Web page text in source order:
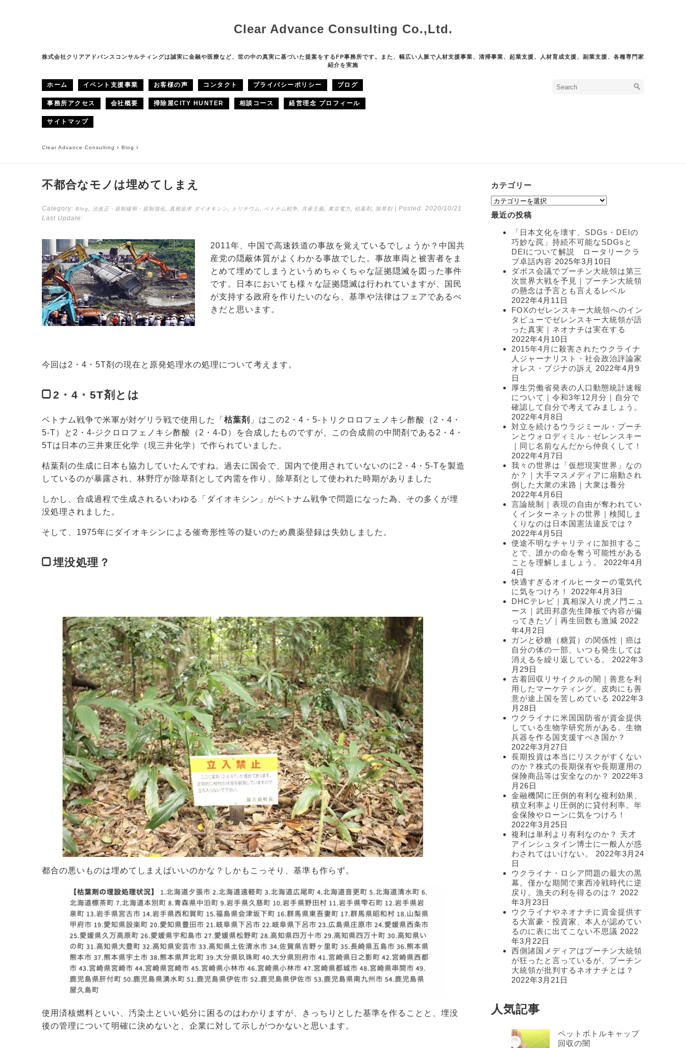
Clear Advance Consulting Co.,Ltd.
株式会社クリアアドバンスコンサルティングは誠実に金融や医療など、世の中の真実に基づいた提案をするFP事務所です。また、幅広い人脈で人材支援事業、清掃事業、起業支援、人材育成支援、副業支援、各種専門家
紹介を実施
ホーム イベント支援事業 お客様の声 コンタクト プライバシーポリシー ブログ
事務所アクセス 会社概要 掃除屋CITY HUNTER 相談コース 経営理念 プロフィール
サイトマップ
Clear Advance Consulting Blog
不都合なモノは埋めてしまえ
Category: Blog, 法改正・規制緩和・規制強化, 真相追求 ダイオキシン, トリチウム, ベトナム戦争, 共産主義, 東京電力, 枯葉剤, 除草剤| Posted: 2020/10/21
Last Update:
2011年、中国で高速鉄道の事故を覚えているでしょうか？中国共
産党の隠蔽体質がよくわかる事故でした。事故車両と被害者をま
とめて埋めてしまうというめちゃくちゃな証拠隠滅を図った事件
です。日本においても様々な証拠隠滅は行われていますが、国民
が支持する政府を作りたいのなら、基準や法律はフェアであるべ
きだと思います。
今回は2・4・5T剤の現在と原発処理水の処理について考えます。
2・4・5T剤とは
ベトナム戦争で米軍が対ゲリラ戦で使用した「 枯葉剤 」はこの2・4・5-トリクロロフェノキシ酢酸（2・4・
5-T）と2・4-ジクロロフェノキシ酢酸（2・4-D）を合成したものですが、この合成前の中間剤である2・4・
5Tは日本の三井東圧化学（現三井化学）で作られていました。
枯葉剤の生成に日本も協力していたんですね。過去に国会で、国内で使用されていないのに2・4・5-Tを製造
しているのが暴露され、林野庁が除草剤として内需を作り、除草剤として使われた時期がありました
しかし、合成過程で生成されるいわゆる「ダイオキシン」がベトナム戦争で問題になった為、その多くが埋
没処理されました。
そして、1975年にダイオキシンによる催奇形性等の疑いのため農薬登録は失効しました。
埋没処理？
都合の悪いものは埋めてしまえばいいのかな？しかもこっそり、基準も作らず。
使用済核燃料といい、汚染土といい処分に困るのはわかりますが、きっちりとした基準を作ることと、埋没
後の管理について明確に決めないと、企業に対して示しがつかないと思います。
カテゴリー
カ
テ
ゴ
最近の投稿
「日本文化を壊す、SDGs・DEIの
巧妙な罠」持続不可能なSDGsと
DEIについて解説 ロータリークラ
ブ卓話内容 2025年3月10日
ダボス会議でプーチン大統領は第三
次世界大戦を予見｜プーチン大統領
の懸念は予言とも言えるレベル
2022年4月11日
FOXのゼレンスキー大統領へのイン
タビューでゼレンスキー大統領が語
った真実｜ネオナチは実在する
2022年4月10日
2015年4月に殺害されたウクライナ
人ジャーナリスト・社会政治評論家
オレス・ブジナの訴え
2022年4月9
日
厚生労働省発表の人口動態統計速報
について｜令和3年12月分｜自分で
確認して自分で考えてみましょう。
2022年4月8日
対立を続けるウラジミール・プーチ
ンとウォロディミル・ゼレンスキー
｜同じ名前なんだから仲良くして！
2022年4月7日
我々の世界は「仮想現実世界」なの
か？｜大手マスメディアに扇動され
倒した大衆の末路｜大衆は養分
2022年4月6日
言論統制｜表現の自由が奪われてい
くインターネットの世界｜検閲しま
くりなのは日本国憲法違反では？
2022年4月5日
使途不明なチャリティに加担するこ
とで、誰かの命を奪う可能性がある
ことを理解しましょう。
2022年4月
4日
快適すぎるオイルヒーターの電気代
に気をつけろ！
2022年4月3日
DHCテレビ｜真相深入り虎ノ門ニュ
ース｜武田邦彦先生降板で内容が偏
ってきたゾ｜再生回数も激減 2022
年4月2日
ガンと砂糖（糖質）の関係性｜癌は
自分の体の一部、いつも発生しては
消えるを繰り返している。
2022年3
月29日
古着回収リサイクルの闇｜善意を利
用したマーケティング。皮肉にも善
意が途上国を苦しめている 2022年3
月28日
ウクライナに米国国防省が資金提供
している生物学研究所がある。生物
兵器を作る国支援すべき国か？
2022年3月27日
長期投資は本当にリスクがすくない
のか？株式の長期保有や長期運用の
保険商品等は安全なのか？
2022年3
月26日
金融機関に圧倒的有利な複利効果、
積立利率より圧倒的に貸付利率。年
金保険やローンに気をつけろ！
2022年3月25日
複利は単利より有利なのか？ 天才
アインシュタイン博士に一般人が惑
わされてはいけない。
2022年3月24
日
ウクライナ・ロシア問題の最大の黒
幕。僅かな期間で東西冷戦時代に逆
戻り。漁夫の利を得るのは？
2022
年3月23日
ウクライナやネオナチに資金提供す
る大富豪・投資家、本人が認めてい
るのに表に出てこない不思議 2022
年3月22日
西側諸国メディアはプーチン大統領
が狂ったと言っているが、プーチン
大統領が批判するネオナチとは？
2022年3月21日
人気記事
ペットボトルキャップ
回収の闇